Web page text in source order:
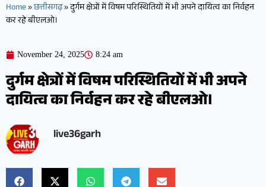
Home»छत्तीसगढ़»दुर्गम क्षेत्रों में विषम परिस्थितियों में भी अपने दायित्व का निर्वहन
कर रहे बीएलओ।
November 24, 2025 8:24 am
दुर्गम क्षेत्रों में विषम परिस्थितियों में भी अपने
दायित्व का निर्वहन कर रहे बीएलओ।
live36garh